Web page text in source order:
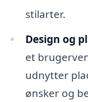
stilarter.
Design og
et
udnytter
ønsker og